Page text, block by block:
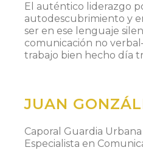
El auténtico liderazgo
autodescubrimiento y
ser en ese lenguaje
comunicación no
trabajo bien hecho día
JUAN
Caporal Guardia
Especialista en